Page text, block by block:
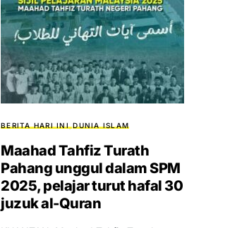
BERITA HARI INI DUNIA ISLAM
Maahad Tahfiz Turath
Pahang unggul dalam SPM
2025, pelajar turut hafal 30
juzuk al-Quran